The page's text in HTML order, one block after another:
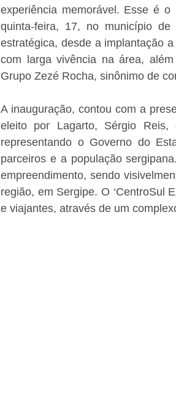
experiência memorável. Esse é o
quinta-feira, 17, no município de
estratégica, desde a implantação
com larga vivência na área,
Grupo Zezé Rocha, sinônimo de
A inauguração, contou com a
eleito por Lagarto, Sérgio Reis,
representando o Governo do
parceiros e a população
empreendimento, sendo
região, em Sergipe. O ‘CentroSul
e viajantes, através de um